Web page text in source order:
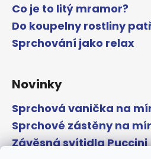
Co je to litý mramor?
Do koupelny rostliny
Sprchování jako relax
Novinky
Sprchová vanička na
Sprchové zástěny na
Závěsná svítidla Puccini